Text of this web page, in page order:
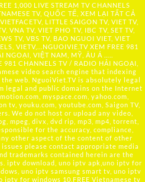
1,000 LIVE STREAM TV CHANNELS
TV, QUỐC TẾ, XEM LẠI TẤT CẢ
LITTLE SAIGON TV, VIET TV,
VNA TV, VIET PHO TV, IBC TV, SET TV,
TV, VBS TV, BAO NGUOI VIET, VIET
VIETV,... NGUOIVIE.TV XEM FREE 981
NGOẠI, VIỆT NAM, MỸ, ÂU Á …..
981 CHANNELS TV / RADIO HẢI NGOẠI,
video search engine that indexing
web. NguoiViet.TV is absolutely legal
legal and public domains on the Internet
myspace.com, yahoo.com,
tv, youku.com, youtube.com, Saigon TV,
We do not host or upload any video,
mpeg, divx, dvd rip, mp3, mp4, torrent,
for the accuracy, compliance,
other aspect of the content of other
please contact appropriate media
trademarks contained herein are the
iptv download, uno iptv apk,uno iptv for
uno iptv samsung smart tv, uno iptv
for windows 10,FREE Vietnamese tv